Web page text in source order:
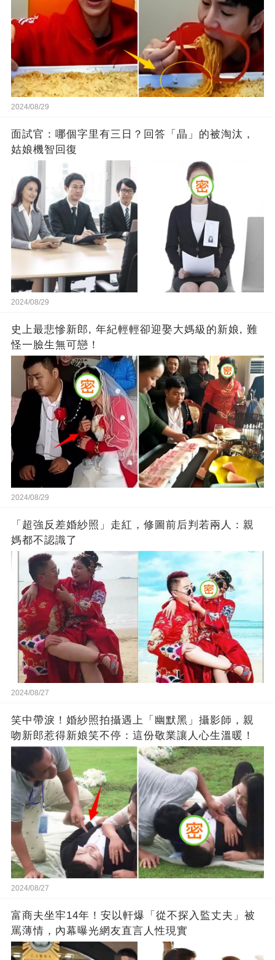
2024/08/29
面試官：哪個字里有三日？回答「晶」的被淘汰，
姑娘機智回復
2024/08/29
史上最悲慘新郎, 年紀輕輕卻迎娶大媽級的新娘, 難
怪一臉生無可戀！
2024/08/29
「超強反差婚紗照」走紅，修圖前后判若兩人：親
媽都不認識了
2024/08/27
笑中帶淚！婚紗照拍攝遇上「幽默黑」攝影師，親
吻新郎惹得新娘笑不停：這份敬業讓人心生溫暖！
2024/08/27
富商夫坐牢14年！安以軒爆「從不探入監丈夫」被
罵薄情，內幕曝光網友直言人性現實